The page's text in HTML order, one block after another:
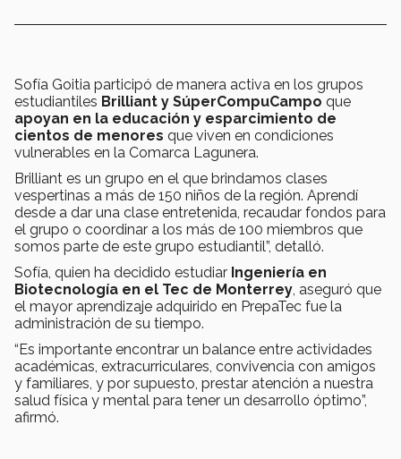
Sofía Goitia participó de manera activa en los grupos
estudiantiles Brilliant y SúperCompuCampo que
apoyan en la educación y esparcimiento de
cientos de menores que viven en condiciones
vulnerables en la Comarca Lagunera.
Brilliant es un grupo en el que brindamos clases
vespertinas a más de 150 niños de la región. Aprendí
desde a dar una clase entretenida, recaudar fondos para
el grupo o coordinar a los más de 100 miembros que
somos parte de este grupo estudiantil”, detalló.
Sofía, quien ha decidido estudiar Ingeniería en
Biotecnología en el Tec de Monterrey , aseguró que
el mayor aprendizaje adquirido en PrepaTec fue la
administración de su tiempo.
“Es importante encontrar un balance entre actividades
académicas, extracurriculares, convivencia con amigos
y familiares, y por supuesto, prestar atención a nuestra
salud física y mental para tener un desarrollo óptimo”,
afirmó.